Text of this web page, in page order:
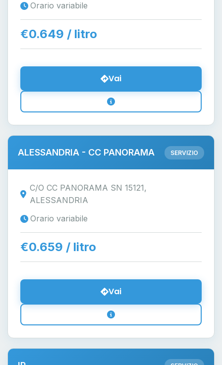
Orario variabile
€0.649 / litro
Vai
ALESSANDRIA - CC PANORAMA SERVIZIO
C/O CC PANORAMA SN 15121,
ALESSANDRIA
Orario variabile
€0.659 / litro
Vai